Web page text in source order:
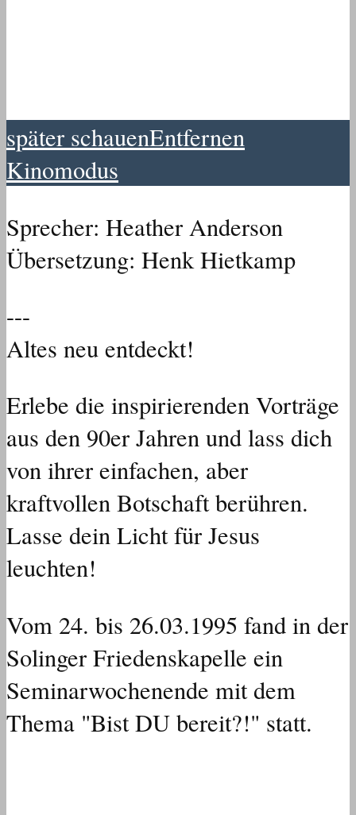
später schauenEntfernen
Kinomodus
Sprecher: Heather Anderson
Übersetzung: Henk Hietkamp
---
Altes neu entdeckt!
Erlebe die inspirierenden Vorträge
aus den 90er Jahren und lass dich
von ihrer einfachen, aber
kraftvollen Botschaft berühren.
Lasse dein Licht für Jesus
leuchten!
Vom 24. bis 26.03.1995 fand in der
Solinger Friedenskapelle ein
Seminarwochenende mit dem
Thema "Bist DU bereit?!" statt.